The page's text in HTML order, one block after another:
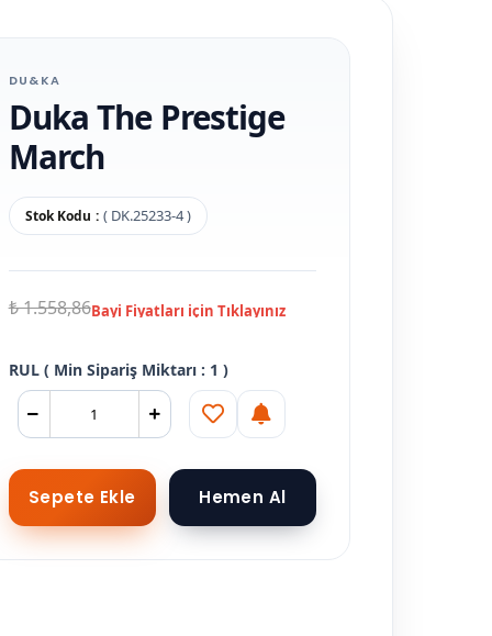
DU&KA
Duka The Prestige
March
Stok Kodu ( DK.25233-4 )
₺ 1.558,86
RUL ( Min Sipariş Miktarı : 1 )